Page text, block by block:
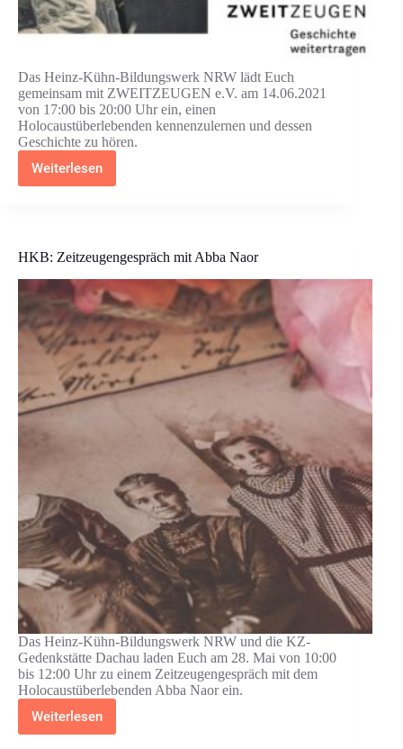
Das Heinz-Kühn-Bildungswerk NRW lädt Euch
gemeinsam mit ZWEITZEUGEN e.V. am 14.06.2021
von 17:00 bis 20:00 Uhr ein, einen
Holocaustüberlebenden kennenzulernen und dessen
Geschichte zu hören.
Weiterlesen
HKB:
ZWEITZEUGEN.
schweigen,
Du
Verantwortung
HKB: Zeitzeugengespräch mit Abba Naor
Das Heinz-Kühn-Bildungswerk NRW und die KZ-
Gedenkstätte Dachau laden Euch am 28. Mai von 10:00
bis 12:00 Uhr zu einem Zeitzeugengespräch mit dem
Holocaustüberlebenden Abba Naor ein.
Weiterlesen
HKB:
Zeitzeugengespräch